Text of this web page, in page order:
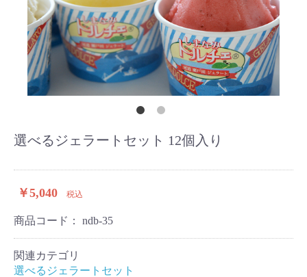
選べるジェラートセット 12個入り
￥5,040 税込
商品コード： ndb-35
関連カテゴリ
選べるジェラートセット